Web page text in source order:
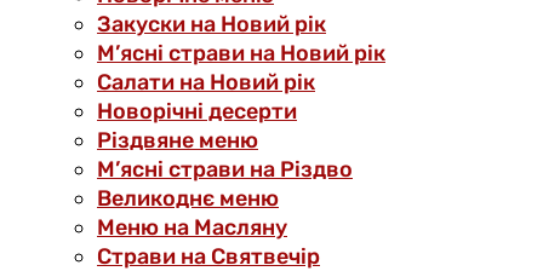
Закуски на Новий рік
М’ясні страви на Новий рік
Салати на Новий рік
Новорічні десерти
Різдвяне меню
М’ясні страви на Різдво
Великоднє меню
Меню на Масляну
Страви на Святвечір